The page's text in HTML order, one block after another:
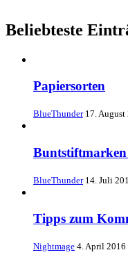
Beliebteste
Papiersorten
BlueThunder 17.
Buntstiftmarken
BlueThunder 14. Juli
Tipps zum
Nightmage 4. April 2016